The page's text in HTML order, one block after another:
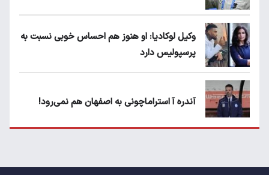
وکیل لوکادیا: او هنوز هم احساس خوبی نسبت به
پرسپولیس دارد
آندره آ استراماچونی به اصفهان هم نمی‌رود!
حسن روی هوا!